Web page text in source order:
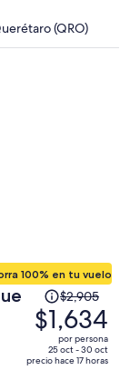
ahora
es
(QRO)
100% en tu vuelo
El
precio
era
de
$2,905
$1,634
por persona
25 oct - 30 oct
precio hace 17 horas